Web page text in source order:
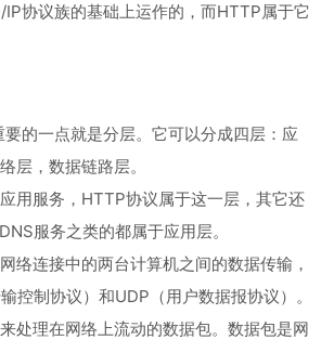
协议族的基础上运作的，而HTTP属于它
的一点就是分层。它可以分成四层：应
层，数据链路层。
用服务，HTTP协议属于这一层，其它还
服务之类的都属于应用层。
络连接中的两台计算机之间的数据传输，
控制协议）和UDP（用户数据报协议）。
处理在网络上流动的数据包。数据包是网